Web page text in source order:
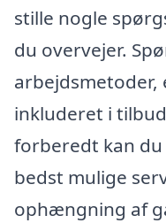
stille nogle
du overvejer.
inkluderet i
forberedt kan
bedst mulige
ophængning af